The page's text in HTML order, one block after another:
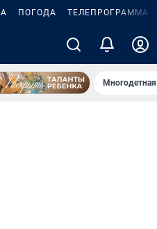
ПОГОДА ТЕЛЕПРОГРАММА